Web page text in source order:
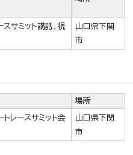
サミット講話、視
山口県下関
市
場所
レースサミット会
山口県下関
市